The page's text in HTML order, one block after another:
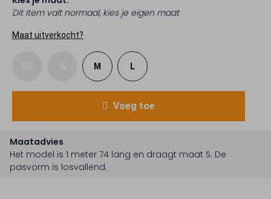
Dit item valt normaal, kies je eigen maat
Maat uitverkocht?
M L
Voeg toe
Maatadvies
Het model is 1 meter 74 lang en draagt maat S. De
pasvorm is losvallend.